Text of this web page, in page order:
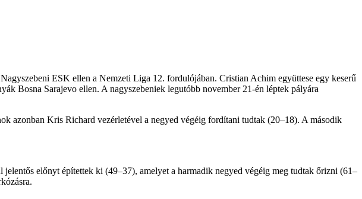
ESK ellen a Nemzeti Liga 12. fordulójában. Cristian Achim együttese egy keserű
Bosna Sarajevo ellen. A nagyszebeniek legutóbb november 21-én léptek pályára
azonban Kris Richard vezérletével a negyed végéig fordítani tudtak (20–18). A második
előnyt építettek ki (49–37), amelyet a harmadik negyed végéig meg tudtak őrizni (61–